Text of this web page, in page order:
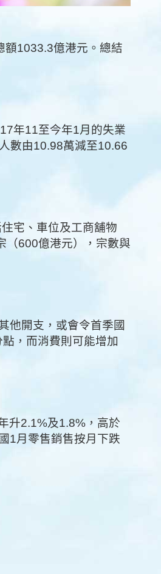
額1033.3億港元。總結
年11至今年1月的失業
數由10.98萬減至10.66
宅、車位及工商舖物
（600億港元），宗數與
他開支，或會令首季國
，而消費則可能增加
升2.1%及1.8%，高於
1月零售銷售按月下跌